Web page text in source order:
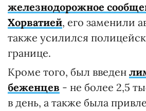
железнодорожное
Хорватией, его заменили
также усилился
границе.
Кроме того, был введен
беженцев - не более 2,5
в день, а также была